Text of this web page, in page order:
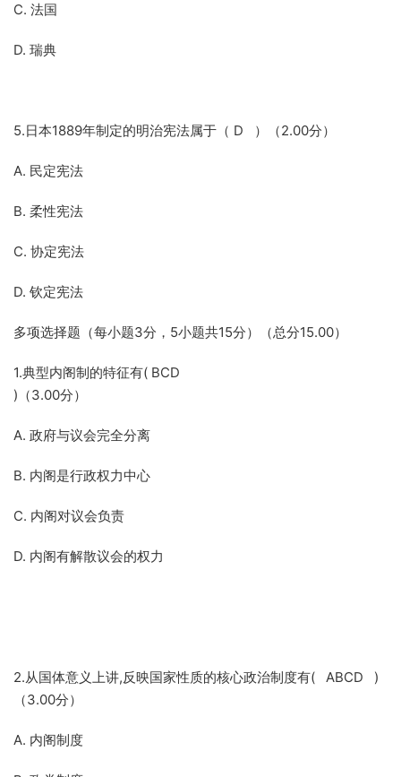
C. 法国
D. 瑞典
5.日本1889年制定的明治宪法属于（ D ）（2.00分）
A. 民定宪法
B. 柔性宪法
C. 协定宪法
D. 钦定宪法
多项选择题（每小题3分，5小题共15分）（总分15.00）
1.典型内阁制的特征有( BCD
)（3.00分）
A. 政府与议会完全分离
B. 内阁是行政权力中心
C. 内阁对议会负责
D. 内阁有解散议会的权力
2.从国体意义上讲,反映国家性质的核心政治制度有( ABCD )
（3.00分）
A. 内阁制度